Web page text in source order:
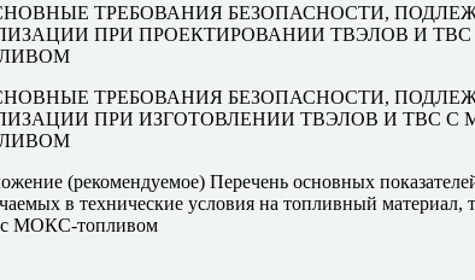
ТРЕБОВАНИЯ БЕЗОПАСНОСТИ,
ПРИ ПРОЕКТИРОВАНИИ ТВЭЛОВ И
ТРЕБОВАНИЯ БЕЗОПАСНОСТИ,
ПРИ ИЗГОТОВЛЕНИИ ТВЭЛОВ И ТВС С
(рекомендуемое) Перечень основных
в технические условия на топливный материал,
МОКС-топливом